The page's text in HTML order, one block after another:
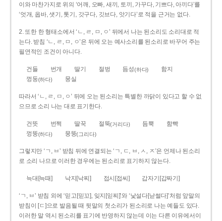
이와 마찬가지로 위의 ‘어깨, 오빠, 새끼, 토끼, 가꾸다, 기쁘다, 아끼다’를
‘엇개, 옵바, 샛기, 톳기, 갓구다, 깃브다, 앗기다’로 적을 근거는 없다.
2. 또한 한 형태소에서 ‘ㄴ, ㄹ, ㅁ, ㅇ’ 뒤에서 나는 된소리도 소리대로 적
는다. 받침 ‘ㄴ, ㄹ, ㅁ, ㅇ’은 뒤에 오는 예사소리를 된소리로 바꾸어 주는
필연적인 조건이 아니다.
건들 번개 딸기 절벙 듬성(하다)
함지
껑둥(하다) 뭉실
따라서 ‘ㄴ, ㄹ, ㅁ, ㅇ’ 뒤에 오는 된소리는 특별한 까닭이 있다고 할 수 없
으므로 소리 나는 대로 표기한다.
건뜻 번쩍 딸꾹 절뚝(거리다) 듬뿍
함빡
껑뚱(하다) 뭉뚱(그리다)
그렇지만 ‘ㄱ, ㅂ’ 받침 뒤에 연결되는 ‘ㄱ, ㄷ, ㅂ, ㅅ, ㅈ’은 언제나 된소리
로 소리 나므로 이러한 경우에는 된소리로 표기하지 않는다.
늑대[늑때] 낙지[낙찌] 접시[접씨] 갑자기[갑짜기]
‘ㄱ, ㅂ’ 받침 외에 ‘믿고[믿꼬], 잊지[읻찌]’와 ‘낯설다[낟썰다]’처럼 앞말의
받침이 [ㄷ]으로 발음될 때 뒷말의 첫소리가 된소리로 나는 예들도 있다.
이러한 말 역시 된소리를 표기에 반영하지 않는데 이는 다른 이유에서이